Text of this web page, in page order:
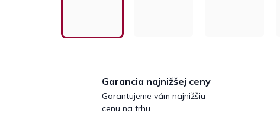
Garancia najnižšej ceny
Garantujeme vám najnižšiu
cenu na trhu.